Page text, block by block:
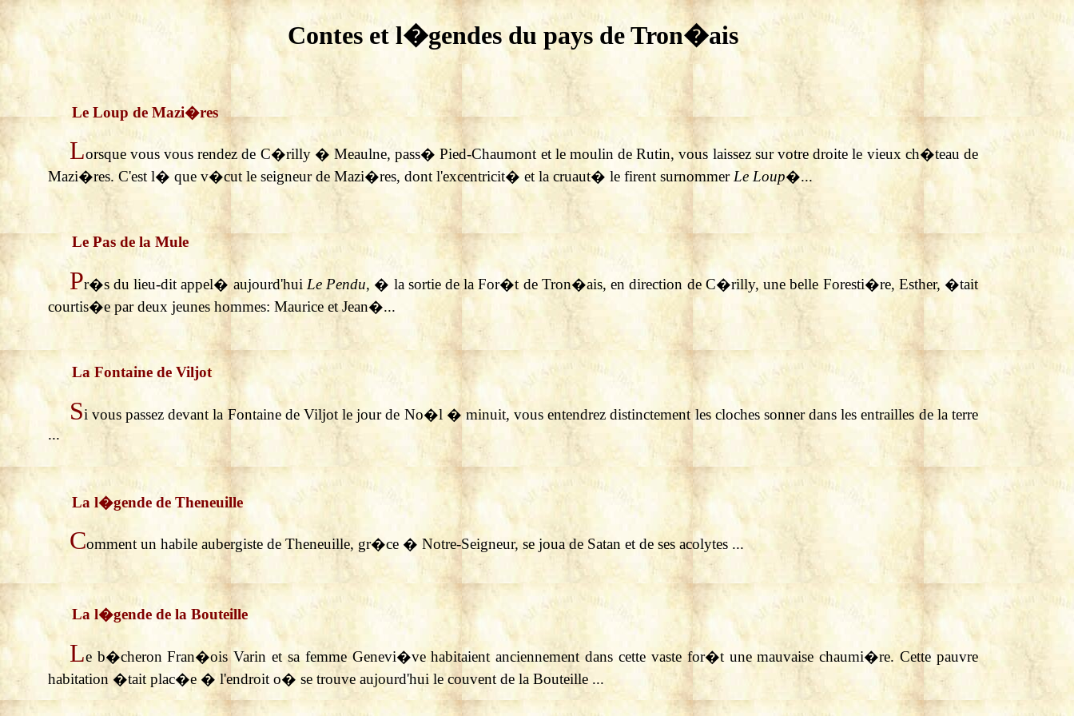
Contes et l�gendes du pays de Tron�ais
Le Loup de Mazi�res
Lorsque vous vous rendez de C�rilly � Meaulne, pass� Pied-Chaumont et le moulin de Rutin, vous laissez sur votre droite le vieux ch�teau de
Mazi�res. C'est l� que v�cut le seigneur de Mazi�res, dont l'excentricit� et la cruaut� le firent surnommer Le Loup�...
Le Pas de la Mule
Pr�s du lieu-dit appel� aujourd'hui Le Pendu, � la sortie de la For�t de Tron�ais, en direction de C�rilly, une belle Foresti�re, Esther, �tait
courtis�e par deux jeunes hommes: Maurice et Jean�...
La Fontaine de Viljot
Si vous passez devant la Fontaine de Viljot le jour de No�l � minuit, vous entendrez distinctement les cloches sonner dans les entrailles de la terre
...
La l�gende de Theneuille
Comment un habile aubergiste de Theneuille, gr�ce � Notre-Seigneur, se joua de Satan et de ses acolytes ...
La l�gende de la Bouteille
Le b�cheron Fran�ois Varin et sa femme Genevi�ve habitaient anciennement dans cette vaste for�t une mauvaise chaumi�re. Cette pauvre
habitation �tait plac�e � l'endroit o� se trouve aujourd'hui le couvent de la Bouteille ...